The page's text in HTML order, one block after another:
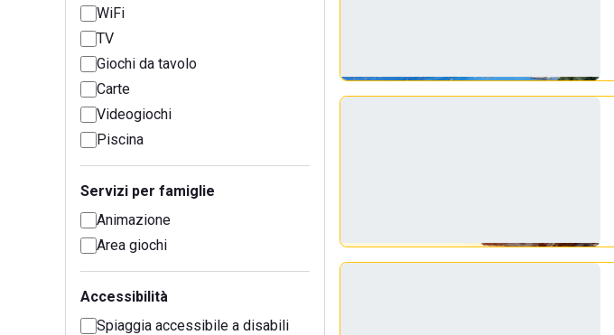
WiFi
TV
Giochi da tavolo
Carte
Videogiochi
Piscina
Servizi per famiglie
Animazione
Area giochi
Accessibilità
Spiaggia accessibile a disabili